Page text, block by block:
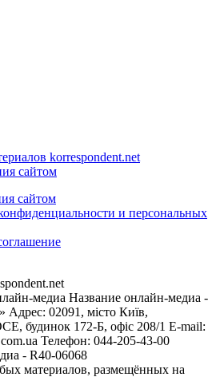
korrespondent.net
сайтом
сайтом
и персональных
медиа Название онлайн-медиа -
Адрес: 02091, місто Київ,
будинок 172-Б, офіс 208/1 E-mail:
Телефон: 044-205-43-00
- R40-06068
материалов, размещённых на